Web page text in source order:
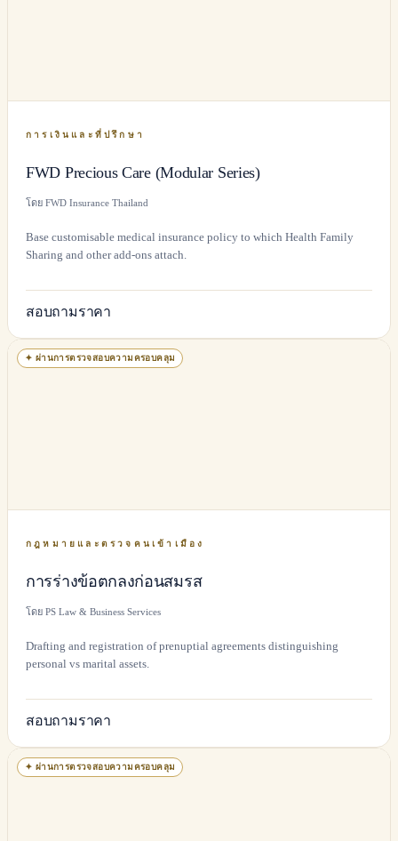
การเงินและที่ปรึกษา
FWD Precious Care (Modular Series)
โดย FWD Insurance Thailand
Base customisable medical insurance policy to which Health Family
Sharing and other add-ons attach.
สอบถามราคา
✦ ผ่านการตรวจสอบความครอบคลุม
กฎหมายและตรวจคนเข้าเมือง
การร่างข้อตกลงก่อนสมรส
โดย PS Law & Business Services
Drafting and registration of prenuptial agreements distinguishing
personal vs marital assets.
สอบถามราคา
✦ ผ่านการตรวจสอบความครอบคลุม